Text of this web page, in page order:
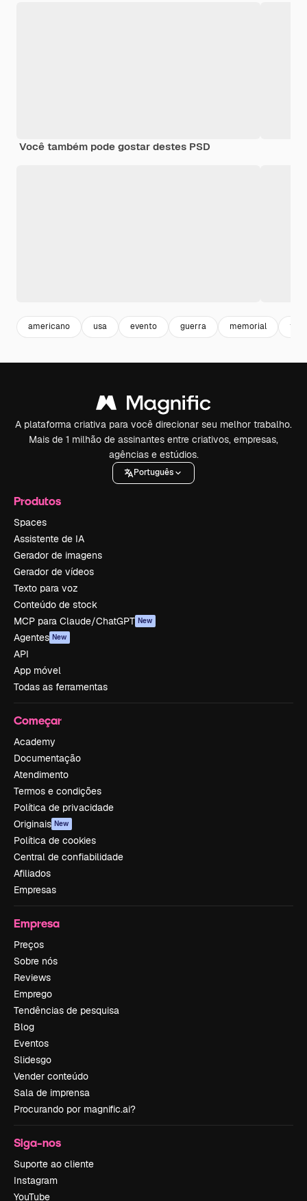
Você também pode gostar destes PSD
americano usa evento guerra memorial
A plataforma criativa para você direcionar seu melhor trabalho.
Mais de 1 milhão de assinantes entre criativos, empresas,
agências e estúdios.
Português
Produtos
Spaces
Assistente de IA
Gerador de imagens
Gerador de vídeos
Texto para voz
Conteúdo de stock
MCP para Claude/ChatGPT New
Agentes New
API
App móvel
Todas as ferramentas
Começar
Academy
Documentação
Atendimento
Termos e condições
Política de privacidade
Originais New
Política de cookies
Central de confiabilidade
Afiliados
Empresas
Empresa
Preços
Sobre nós
Reviews
Emprego
Tendências de pesquisa
Blog
Eventos
Slidesgo
Vender conteúdo
Sala de imprensa
Procurando por magnific.ai?
Siga-nos
Suporte ao cliente
Instagram
YouTube